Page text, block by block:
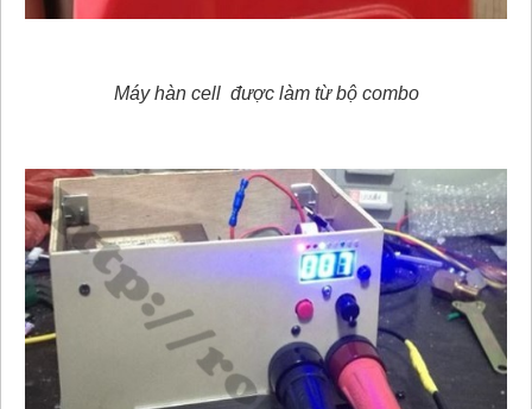
Máy hàn cell được làm từ bộ combo